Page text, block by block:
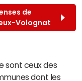
de
Volognat
sont ceux des
dont les